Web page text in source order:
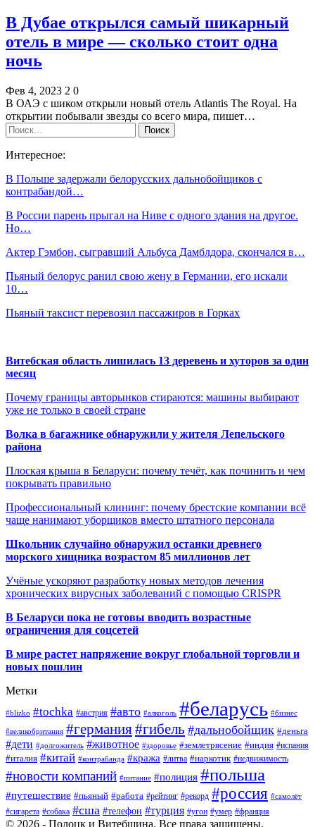
В Дубае открылся самый шикарный
отель в мире — сколько стоит одна
ночь
Фев 4, 2023 2 0
В ОАЭ с шиком открыли новый отель Atlantis The Royal. На
открытии побывали звезды со всего мира, пишет…
Интересное:
В Польше задержали белорусских дальнобойщиков с
контрабандой…
В России парень прыгал на Ниве с одного здания на другое.
Но…
Актер Гэмбон, сыгравший Альбуса Дамблдора, скончался в…
Пьяный белорус ранил свою жену в Германии, его искали
10…
Пьяный таксист перевозил пассажиров в Горках
Витебская область лишилась 13 деревень и хуторов за один
месяц
Почему границы авторынков стираются: машины выбирают
уже не только в своей стране
Волка в багажнике обнаружили у жителя Лепельского
района
Плоская крыша в Беларуси: почему течёт, как починить и чем
покрывать правильно
Профессиональный клининг: почему брестские компании всё
чаще нанимают уборщиков вместо штатного персонала
Школьник случайно обнаружил останки древнего
морского хищника возрастом 85 миллионов лет
Учёные ускоряют разработку новых методов лечения
хронических вирусных заболеваний с помощью CRISPR
В Беларуси пока не готовы вводить возрастные
ограничения для соцсетей
В мире растет напряжение вокруг глобальной торговли и
новых пошлин
Метки
#blizko #tochka #австрия #авто #алкоголь #беларусь #бизнес
#великобритания #германия#гибель #дальнобойщик #деньга
#дети #долгожитель #животное #здоровье #землетрясение #индия #испания
#италия #китай #контрабанда #кража #литва #наркотик #недвижимость
#новости компаний #питание #полиция #польша
#путешествие #пьяный #работа #рейтинг #рекорд #россия #самолёт
#сигарета #собака #сша #телефон #турция #угон #умер #франция
© 2026 - Полоцк и Витебщина. Все права защищены.